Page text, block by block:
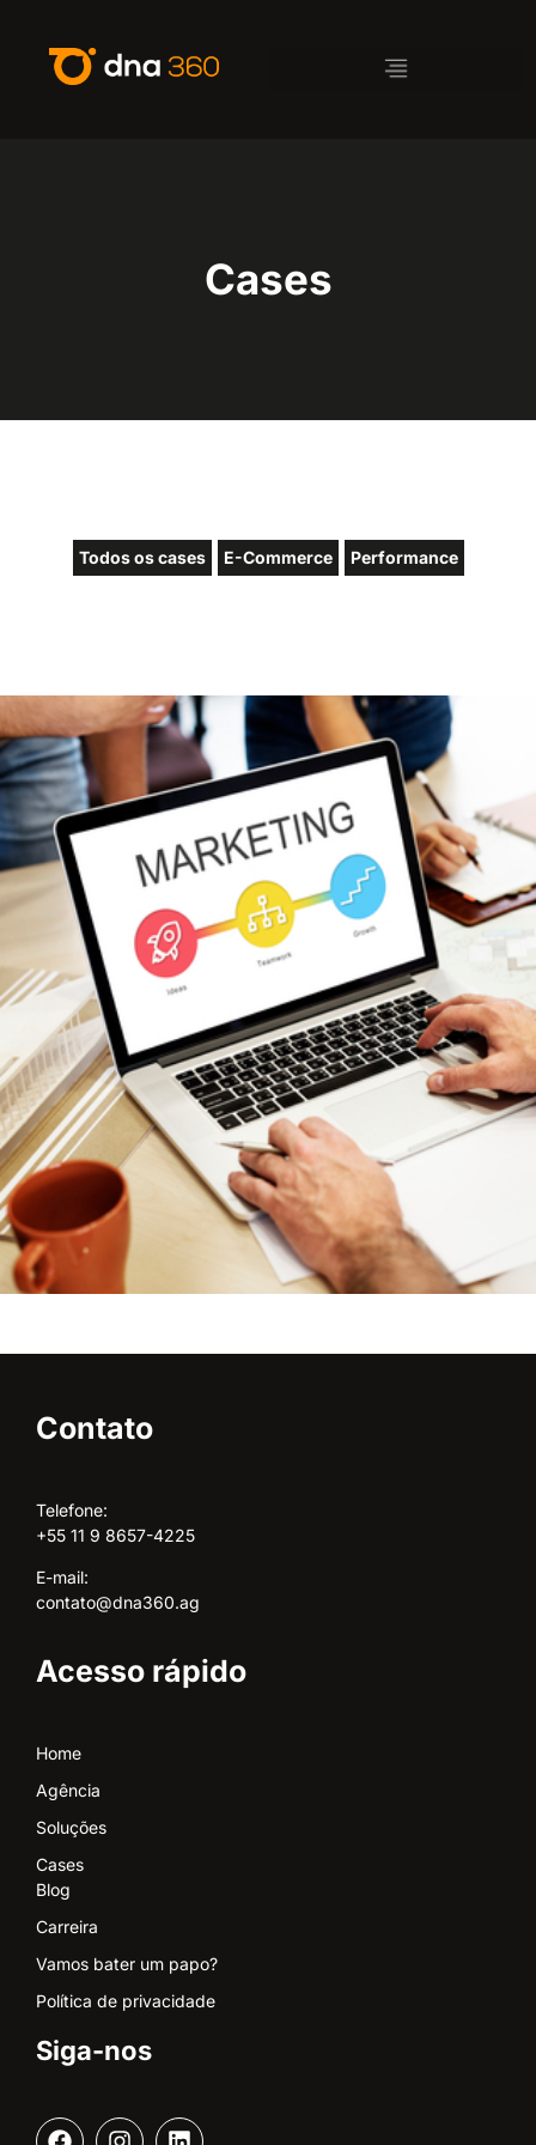
Cases
Todos os cases E-Commerce Performance
Contato
Telefone:
+55 11 9 8657-4225
E-mail:
contato@dna360.ag
Acesso rápido
Home
Agência
Soluções
Cases
Blog
Carreira
Vamos bater um papo?
Política de privacidade
Siga-nos